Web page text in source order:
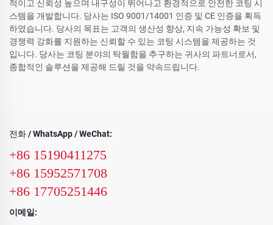
적이고 신뢰성 높으며 내구성이 뛰어나고 환경적으로 안전한 코팅 시
스템을 개발합니다. 당사는 ISO 9001/14001 인증 및 CE 인증을 획득
하였습니다. 당사의 목표는 고객의 생산성 향상, 지속 가능성 확보 및
경쟁력 강화를 지원하는 신뢰할 수 있는 코팅 시스템을 제공하는 것
입니다. 당사는 코팅 분야의 탁월함을 추구하는 귀사의 파트너로서,
종합적인 솔루션을 제공해 드릴 것을 약속드립니다.
전화 / WhatsApp / WeChat:
+86 15190411275
+86 15952571708
+86 17705251446
이메일: